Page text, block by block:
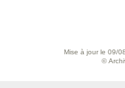
Mise à jour le 09/
©